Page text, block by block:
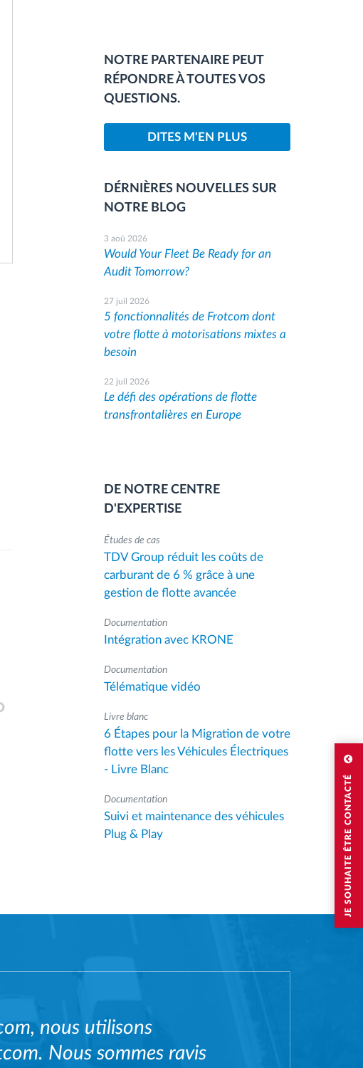
JE SOUHAITE ÊTRE CONTACTÉ
NOTRE PARTENAIRE PEUT
RÉPONDRE À TOUTES VOS
QUESTIONS.
DITES M'EN PLUS
DÉRNIÈRES NOUVELLES SUR
NOTRE BLOG
3 aoû 2026
Would Your Fleet Be Ready for an
Audit Tomorrow?
27 juil 2026
5 fonctionnalités de Frotcom dont
votre flotte à motorisations mixtes a
besoin
22 juil 2026
Le défi des opérations de flotte
transfrontalières en Europe
DE NOTRE CENTRE
D'EXPERTISE
Études de cas
TDV Group réduit les coûts de
carburant de 6 % grâce à une
gestion de flotte avancée
Documentation
Intégration avec KRONE
Documentation
Télématique vidéo
Livre blanc
6 Étapes pour la Migration de votre
flotte vers les Véhicules Électriques
- Livre Blanc
Documentation
Suivi et maintenance des véhicules
Plug & Play
nous utilisons
Nous sommes ravis